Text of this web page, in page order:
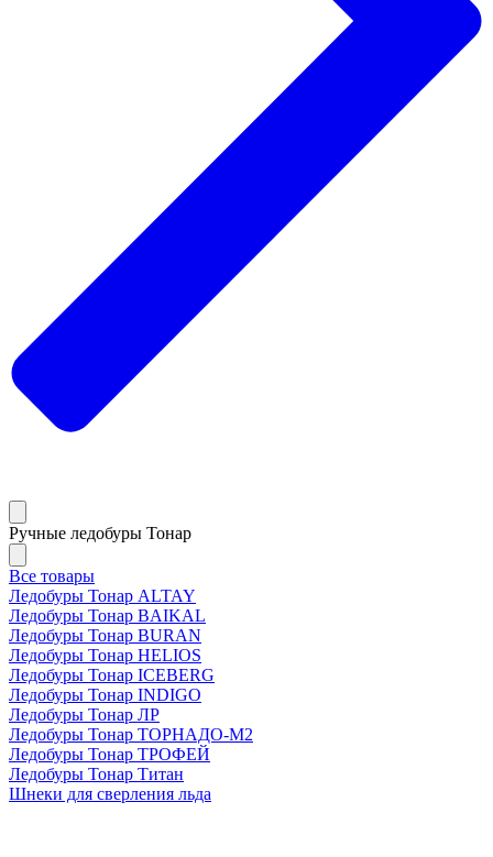
Ручные ледобуры Тонар
Все товары
Ледобуры Тонар ALTAY
Ледобуры Тонар BAIKAL
Ледобуры Тонар BURAN
Ледобуры Тонар HELIOS
Ледобуры Тонар ICEBERG
Ледобуры Тонар INDIGO
Ледобуры Тонар ЛР
Ледобуры Тонар ТОРНАДО-М2
Ледобуры Тонар ТРОФЕЙ
Ледобуры Тонар Титан
Шнеки для сверления льда